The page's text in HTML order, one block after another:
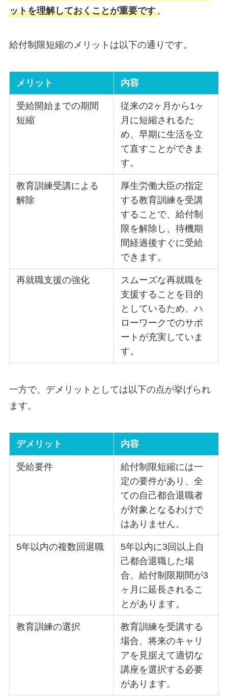
ットを理解しておくことが重要です。
給付制限短縮のメリットは以下の通りです。
メリット 内容
受給開始までの期間
短縮
従来の2ヶ月から1ヶ
月に短縮されるた
め、早期に生活を立
て直すことができま
す。
教育訓練受講による
解除
厚生労働大臣の指定
する教育訓練を受講
することで、給付制
限を解除し、待機期
間経過後すぐに受給
できます。
再就職支援の強化
スムーズな再就職を
支援することを目的
としているため、ハ
ローワークでのサポ
ートが充実していま
す。
一方で、デメリットとしては以下の点が挙げられ
ます。
デメリット 内容
受給要件
給付制限短縮には一
定の要件があり、全
ての自己都合退職者
が対象となるわけで
はありません。
5年以内の複数回退職
5年以内に3回以上自
己都合退職した場
合、給付制限期間が3
ヶ月に延長されるこ
とがあります。
教育訓練の選択
教育訓練を受講する
場合、将来のキャリ
アを見据えて適切な
講座を選択する必要
があります。